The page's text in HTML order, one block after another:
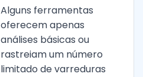
Alguns ferramentas
oferecem apenas
análises básicas ou
rastreiam um número
limitado de varreduras